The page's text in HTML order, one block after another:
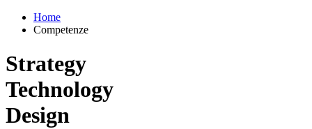
Home
Competenze
Strategy
Technology
Design